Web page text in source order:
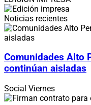
Noticias recientes
Comunidades Alto
continúan aisladas
Social Viernes